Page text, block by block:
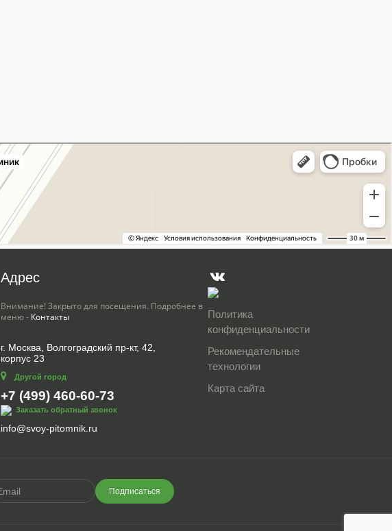
Адрес
Внимание! Закрыто для посещения. Подробнее в
меню - Контакты
г. Москва, Волгоградский пр-кт, 42,
корпус 23
Другой город
+7 (499) 460-60-73
Заказать обратный звонок
info@svoy-pitomnik.ru
Политика
конфиденциальности
Рекомендательные
технологии
Карта сайта
Подписаться